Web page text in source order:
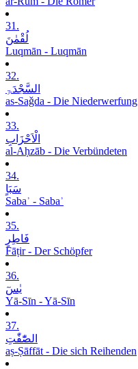
31.
لُقْمٰنَ
Luqmān - Luqmān
32.
السَّجْدَۃِ
as-Saǧda - Die Niederwerfung
33.
الْاَحْزَابِ
al-Aḥzāb - Die Verbündeten
34.
سَبَاٍ
Sabaʾ - Sabaʾ
35.
فَاطِرٍ
Fāṭir - Der Schöpfer
36.
یٰسٓ
Yā-Sīn - Yā-Sīn
37.
الصّٰٓفّٰتِ
aṣ-Ṣāffāt - Die sich Reihenden